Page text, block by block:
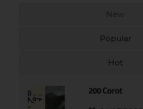
New
Popular
Hot
200 Corot